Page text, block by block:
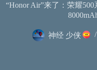
“Honor Air”来了：荣耀
神经 少侠